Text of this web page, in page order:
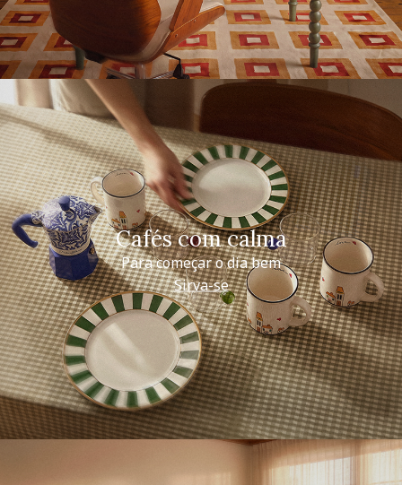
Cafés com calma
Para começar o dia bem
Sirva-se